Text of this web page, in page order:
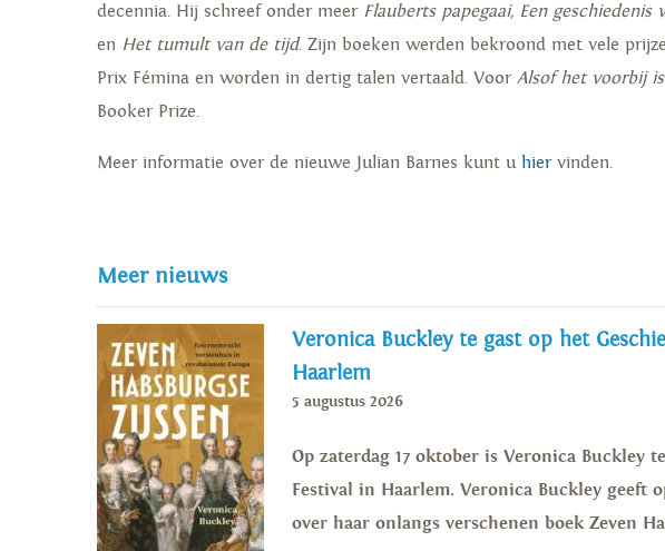
decennia. Hij schreef onder meer Flauberts papegaai, Een
en Het tumult van de tijd. Zijn boeken werden bekroond met vele
Prix Fémina en worden in dertig talen vertaald. Voor Alsof het voorbij is
Booker Prize.
Meer informatie over de nieuwe Julian Barnes kunt u hiervinden.
Meer nieuws
Veronica Buckley te gast op het
Haarlem
5 augustus 2026
Op zaterdag 17 oktober is Veronica Buckley
Festival in Haarlem. Veronica Buckley geeft
over haar onlangs verschenen boek Zeven